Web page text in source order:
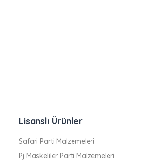
Lisanslı Ürünler
Safari Parti Malzemeleri
Pj Maskeliler Parti Malzemeleri